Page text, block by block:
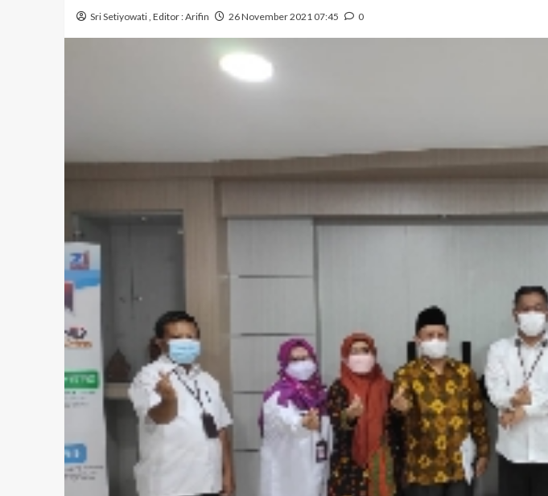
Sri Setiyowati, Editor :Arifin 26 November 2021 07:45 0